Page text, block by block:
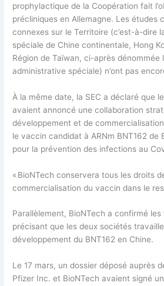
prophylactique de la Coopération fait
précliniques en Allemagne. Les études
connexes sur le Territoire (c’est-à-dire
spéciale de Chine continentale, Hong
Région de Taïwan, ci-après dénommée
administrative spéciale) n’ont pas
À la même date, la SEC a déclaré que
avaient annoncé une collaboration
développement et de
le vaccin candidat à ARNm BNT162 de
pour la prévention des infections au
« BioNTech conservera tous les droits
commercialisation du vaccin dans le
Parallèlement, BioNTech a confirmé les
précisant que les deux sociétés
développement du BNT162 en Chine.
Le 17 mars, un dossier déposé auprès
Pfizer Inc. et BioNTech avaient signé